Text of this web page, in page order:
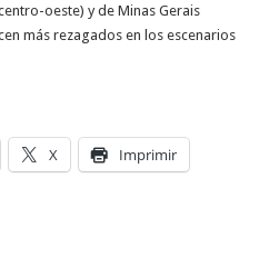
oeste) y de Minas Gerais
más rezagados en los escenarios
X Imprimir